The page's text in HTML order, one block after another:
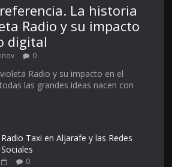
La historia
Radio y su impacto
digital
0
Radio y su impacto en el
las grandes ideas nacen con
Radio Taxi en Aljarafe y las Redes
Sociales
0